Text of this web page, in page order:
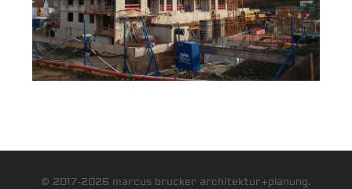
© 2017-2026 marcus brucker architektur+planung.